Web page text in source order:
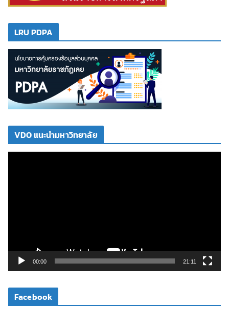
LRU PDPA
VDO แนะนำมหาวิทยาลัย
ดี
โ
00:00 21:11
Facebook